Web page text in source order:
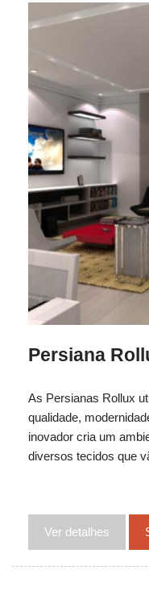
Persiana
As Persianas Rollux
qualidade,
inovador cria um
diversos tecidos que
Ver detalhes